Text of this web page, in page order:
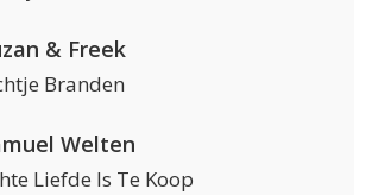
& Freek
Branden
Welten
Liefde Is Te Koop